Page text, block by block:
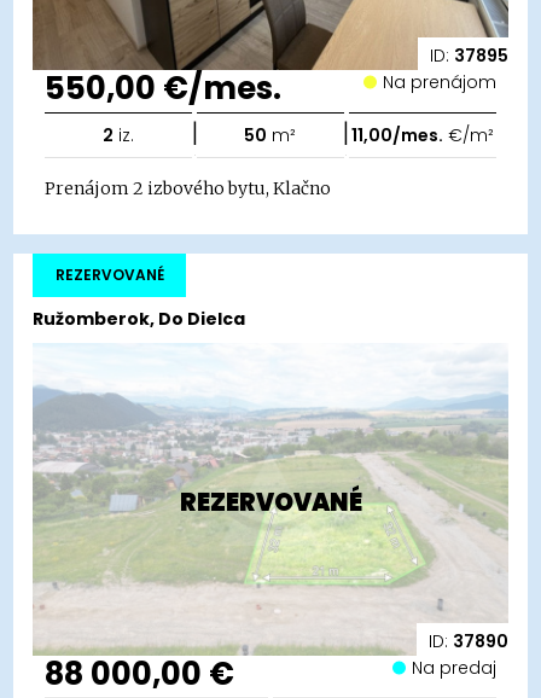
ID: 37895
550,00 €/mes. Na prenájom
2 iz. | 50 m² | 11,00/mes. €/m²
Prenájom 2 izbového bytu, Klačno
REZERVOVANÉ
ID: 37890
Ružomberok, Do Dielca
REZERVOVANÉ
88 000,00 € Na predaj